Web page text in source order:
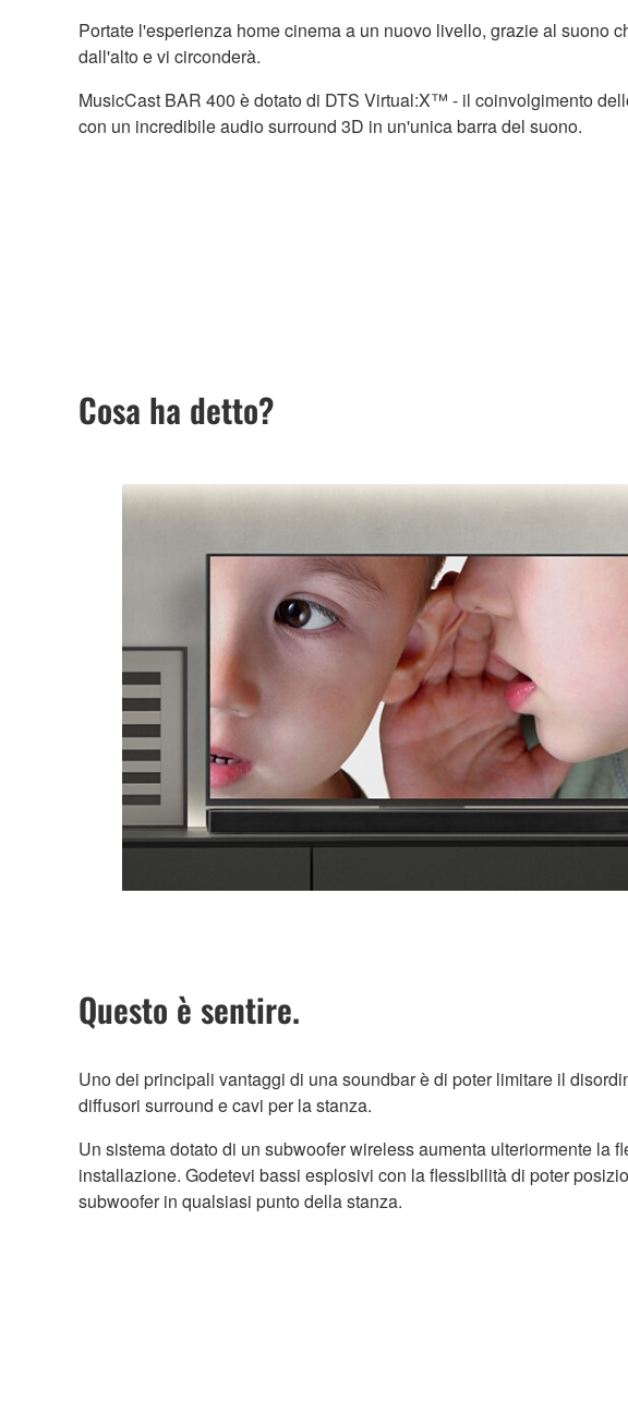
Portate l'esperienza home cinema a un nuovo livello, grazie al suono
dall'alto e vi circonderà.
MusicCast BAR 400 è dotato di DTS Virtual:X™ - il coinvolgimento
con un incredibile audio surround 3D in un'unica barra del suono.
Cosa ha detto?
Questo è sentire.
Uno dei principali vantaggi di una soundbar è di poter limitare il
diffusori surround e cavi per la stanza.
Un sistema dotato di un subwoofer wireless aumenta ulteriormente la
installazione. Godetevi bassi esplosivi con la flessibilità di poter
subwoofer in qualsiasi punto della stanza.